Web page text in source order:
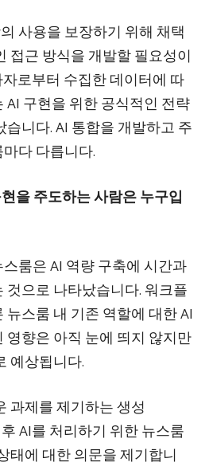
사용을 보장하기 위해 채택
접근 방식을 개발할 필요성이
로부터 수집한 데이터에 따
구현을 위한 공식적인 전략
니다. AI 통합을 개발하고 주
다 다릅니다.
을 주도하는 사람은 누구입
룸은 AI 역량 구축에 시간과
으로 나타났습니다. 워크플
스룸 내 기존 역할에 대한 AI
영향은 아직 눈에 띄지 않지만
예상됩니다.
과제를 제기하는 생성
AI를 처리하기 위한 뉴스룸
태에 대한 의문을 제기합니